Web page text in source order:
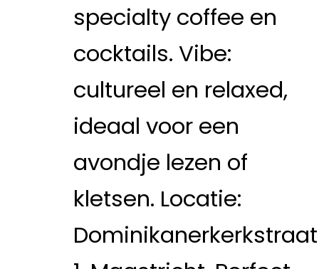
specialty coffee en
cocktails. Vibe:
cultureel en relaxed,
ideaal voor een
avondje lezen of
kletsen. Locatie:
Dominikanerkerkstraat